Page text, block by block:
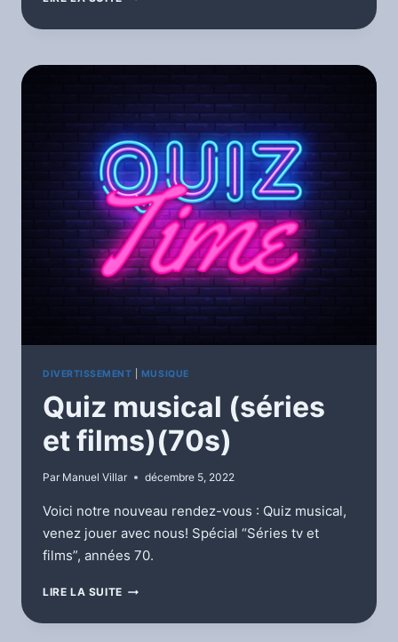
MANU
VIEUX
LOUP
DIVERTISSEMENT MUSIQUE
Quiz musical (séries
et films)(70s)
Par Manuel Villar décembre 5, 2022
Voici notre nouveau rendez-vous : Quiz musical,
venez jouer avec nous! Spécial “Séries tv et
films”, années 70.
LIRE LA SUITE QUIZ
(SÉRIES